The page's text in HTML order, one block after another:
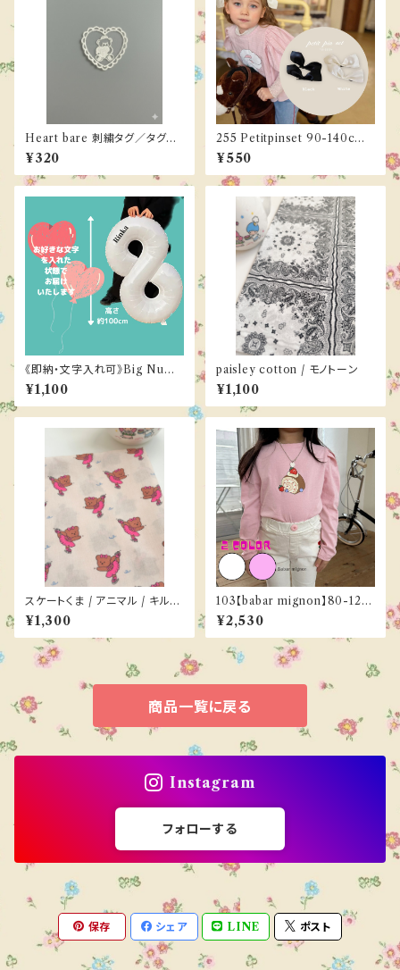
Heart bare 刺繍タグ／タグ／
アニマル／ハート
¥320
255 Petitpinset 90-140cm
《ご予約／３月下旬お届け》
¥550
《即納・文字入れ可》Big Numb
er balloon（１color）
¥1,100
paisley cotton / モノトーン
¥1,100
スケートくま / アニマル / キルテ
ィング
¥1,300
103【babar mignon】80-120
cm《ご予約／３月下旬お届け》
¥2,530
商品一覧に戻る
Instagram
フォローする
保存 シェア LINE ポスト